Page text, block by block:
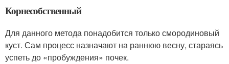
Корнесобственный
Для данного метода понадобится только смородиновый
куст. Сам процесс назначают на раннюю весну, стараясь
успеть до «пробуждения» почек.